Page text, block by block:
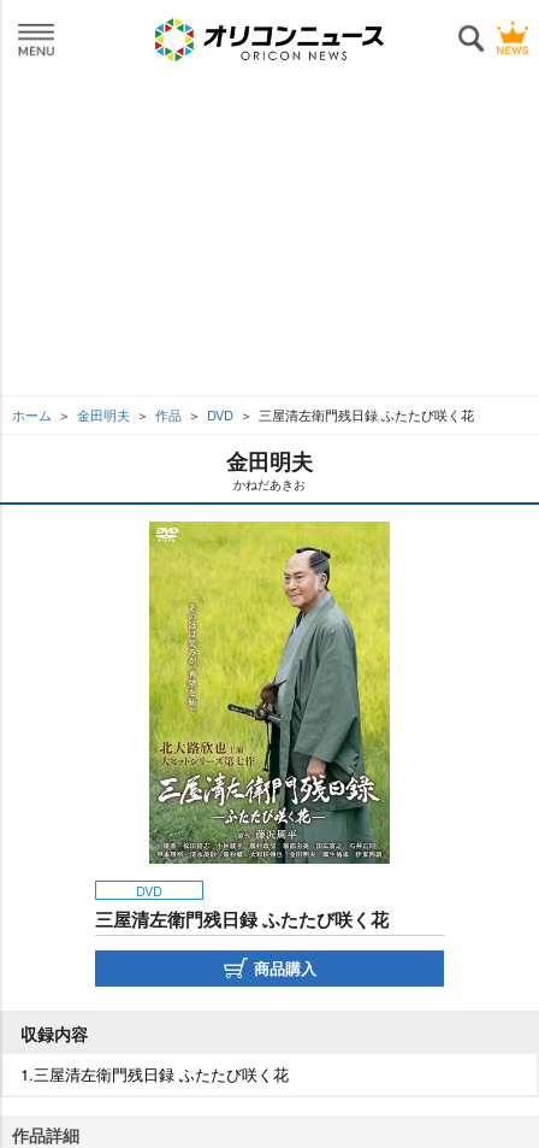
ホーム 金田明夫 作品 DVD 三屋清左衛門残日録 ふたたび咲く花
金田明夫
かねだあきお
DVD
三屋清左衛門残日録 ふたたび咲く花
商品購入
収録内容
1.三屋清左衛門残日録 ふたたび咲く花
作品詳細